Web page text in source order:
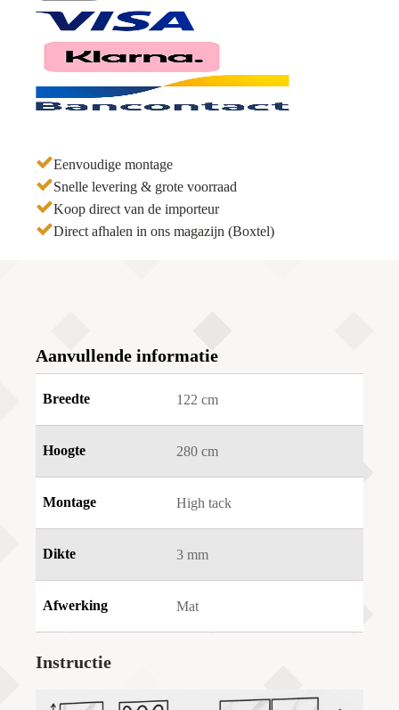
Eenvoudige montage
Snelle levering & grote voorraad
Koop direct van de importeur
Direct afhalen in ons magazijn (Boxtel)
Aanvullende informatie
Breedte 122 cm
Hoogte 280 cm
Montage High tack
Dikte 3 mm
Afwerking Mat
Instructie